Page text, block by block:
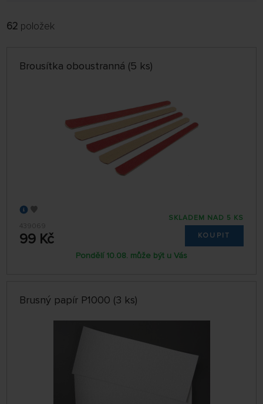
FILTROVAT:
64 NA STRÁNCE
62 položek
Brousítka oboustranná (5 ks)
439069
99 Kč
SKLADEM NAD 5 KS
KOUPIT
Pondělí 10.08. může být u Vás
Brusný papír P1000 (3 ks)